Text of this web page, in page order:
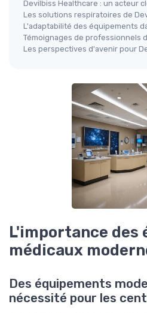
Devilbiss Healthcare : un acteur
Les solutions respiratoires de
L'adaptabilité des équipements
Témoignages de professionnels
Les perspectives d'avenir pour
L'importance des
médicaux
Des équipements
nécessité pour les